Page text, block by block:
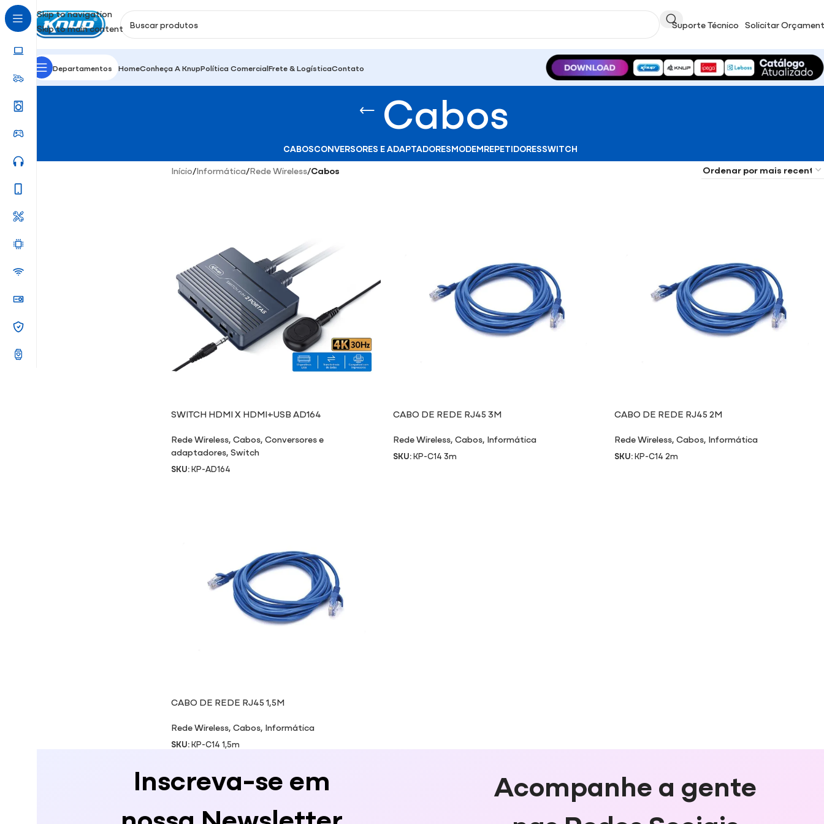
Skip to navigation
Skip to main content
Suporte Técnico Solicitar
Departamentos HomeConheça A KnupPolítica ComercialFrete & LogísticaContato
Cabos
CABOSCONVERSORES E ADAPTADORESMODEMREPETIDORESSWITCH
Início/Informática/Rede Wireless/Cabos
SWITCH HDMI X HDMI+USB AD164
Rede Wireless,Cabos,Conversores e
adaptadores,Switch
SKU:KP-AD164
CABO DE REDE RJ45 3M
Rede Wireless,Cabos, Informática
SKU:KP-C14 3m
CABO DE REDE RJ45 2M
Rede Wireless, Cabos, Informática
SKU:KP-C14 2m
CABO DE REDE RJ45 1,5M
Rede Wireless,Cabos, Informática
SKU:KP-C14 1,5m
Inscreva-se em
Acompanhe a gente